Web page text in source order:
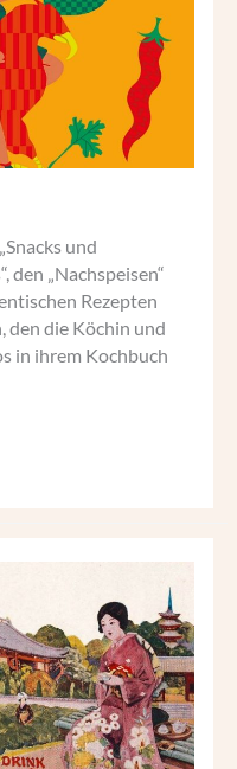
und
den „Nachspeisen“
Rezepten
den die Köchin und
in ihrem Kochbuch